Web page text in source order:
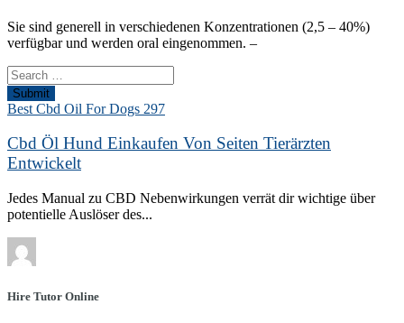
Sie sind generell in verschiedenen Konzentrationen (2,5 – 40%)
verfügbar und werden oral eingenommen. –
Submit
Best Cbd Oil For Dogs 297
Cbd Öl Hund Einkaufen Von Seiten Tierärzten
Entwickelt
Jedes Manual zu CBD Nebenwirkungen verrät dir wichtige über
potentielle Auslöser des...
Hire Tutor Online